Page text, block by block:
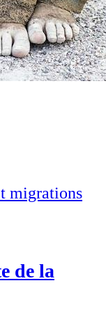
migrations
de la